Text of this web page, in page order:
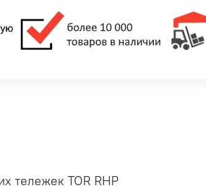
тележек TOR RHP